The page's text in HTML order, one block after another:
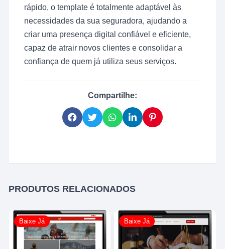
rápido, o template é totalmente adaptável às
necessidades da sua seguradora, ajudando a
criar uma presença digital confiável e eficiente,
capaz de atrair novos clientes e consolidar a
confiança de quem já utiliza seus serviços.
Compartilhe:
PRODUTOS RELACIONADOS
Baixe Já Baixe Já